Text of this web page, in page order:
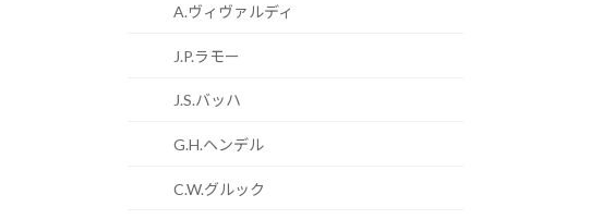
A.ヴィヴァルディ
J.P.ラモー
J.S.バッハ
G.H.ヘンデル
C.W.グルック